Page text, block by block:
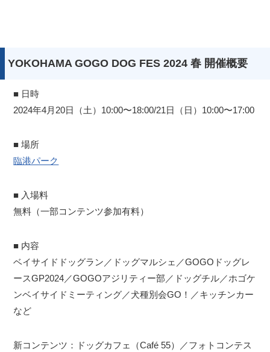
YOKOHAMA GOGO DOG FES 2024 春 開催概要
■ 日時
2024年4月20日（土）10:00〜18:00/21日（日）10:00〜17:00
■ 場所
臨港パーク
■ 入場料
無料（一部コンテンツ参加有料）
■ 内容
ベイサイドドッグラン／ドッグマルシェ／GOGOドッグレ
ースGP2024／GOGOアジリティー部／ドッグチル／ホゴケ
ンベイサイドミーティング／犬種別会GO！／キッチンカー
など
新コンテンツ：ドッグカフェ（Café 55）／フォトコンテス